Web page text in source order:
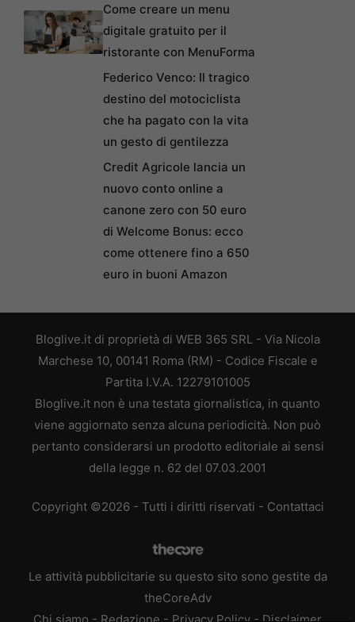
Come creare un menu
digitale gratuito per il
ristorante con MenuForma
Federico Venco: Il tragico
destino del motociclista
che ha pagato con la vita
un gesto di gentilezza
Credit Agricole lancia un
nuovo conto online a
canone zero con 50 euro
di Welcome Bonus: ecco
come ottenere fino a 650
euro in buoni Amazon
Bloglive.it di proprietà di WEB 365 SRL - Via Nicola
Marchese 10, 00141 Roma (RM) - Codice Fiscale e
Partita I.V.A. 12279101005
Bloglive.it non è una testata giornalistica, in quanto
viene aggiornato senza alcuna periodicità. Non può
pertanto considerarsi un prodotto editoriale ai sensi
della legge n. 62 del 07.03.2001
Copyright ©2026 - Tutti i diritti riservati - Contattaci
Le attività pubblicitarie su questo sito sono gestite da
theCoreAdv